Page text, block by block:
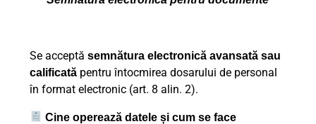
Se acceptă semnătura electronică avansată sau
calificată pentru întocmirea dosarului de personal
în format electronic (art. 8 alin. 2).
Cine operează datele și cum se face